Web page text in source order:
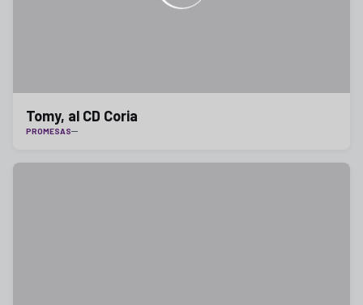
Tomy, al CD Coria
PROMESAS